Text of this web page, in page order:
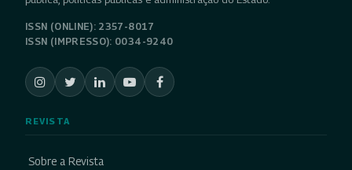
ISSN (ONLINE): 2357-8017
ISSN (IMPRESSO): 0034-9240
REVISTA
Sobre a Revista